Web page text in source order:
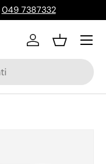
049 7387332
AccediCestino
Menu